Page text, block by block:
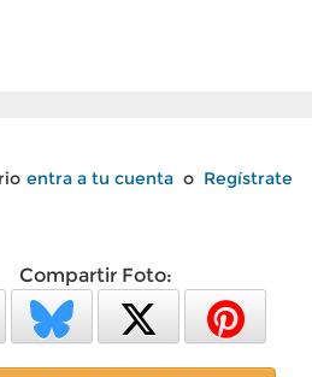
entra a tu cuenta o Regístrate
Compartir Foto: